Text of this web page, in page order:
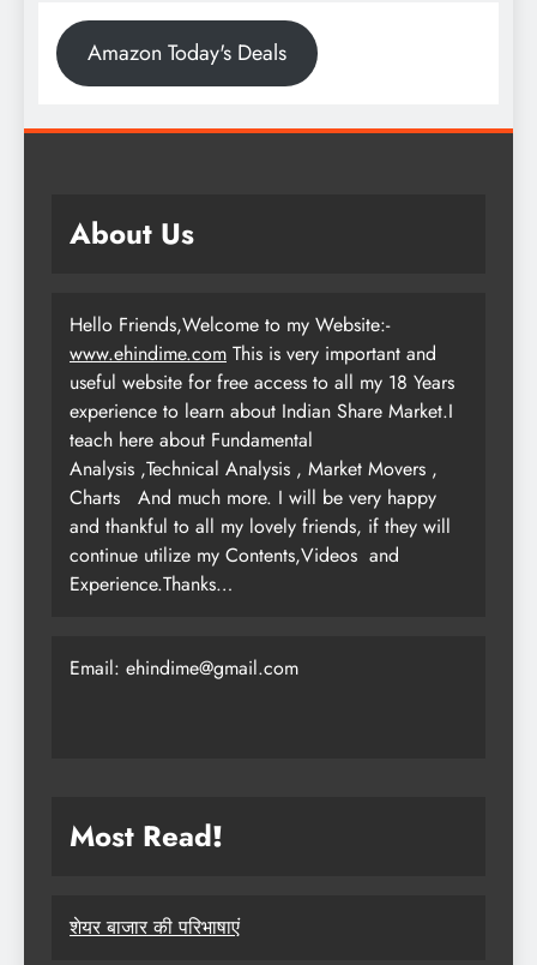
Amazon Today's Deals
About Us
Hello Friends,Welcome to my Website:-
www.ehindime.com This is very important and
useful website for free access to all my 18 Years
experience to learn about Indian Share Market.I
teach here about Fundamental
Analysis ,Technical Analysis , Market Movers ,
Charts
And much more. I will be very happy
and thankful to all my lovely friends, if they will
continue utilize my Contents,Videos and
Experience.Thanks…
Email: ehindime@gmail.com
Most Read!
शेयर बाजार की परिभाषाएं